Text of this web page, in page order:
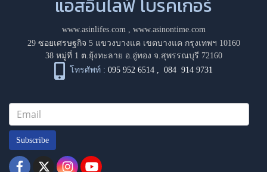
แอสอินไลฟ์ โบรคเกอร์
www.asinlifes.com
www.asinontime.com
29 ซอยเศรษฐกิจ 5 แขวงบางแค เขตบางแค กรุงเทพฯ 10160
38 หมู่ที่ 1 ต.ยุ้งทะลาย อ.อู่ทอง จ.สุพรรณบุรี 72160
โทรศัพท์ : 095 952 6514 ,084 914 9731
Subscribe